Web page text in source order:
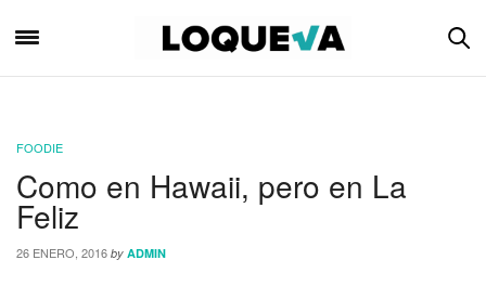
FOODIE
Como en Hawaii, pero en La
Feliz
26 ENERO, 2016 by ADMIN